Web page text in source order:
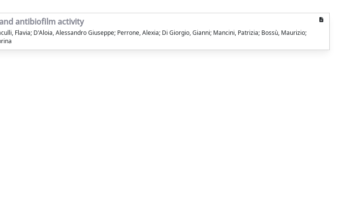
antibiofilm activity
Flavia; D'Aloia, Alessandro Giuseppe; Perrone, Alexia; Di Giorgio, Gianni; Mancini, Patrizia; Bossù, Maurizio;